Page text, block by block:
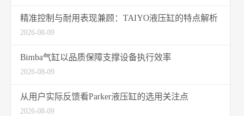
精准控制与耐用表现兼顾：TAIYO液压缸的特点解析
2026-08-09
Bimba气缸以品质保障支撑设备执行效率
2026-08-09
从用户实际反馈看Parker液压缸的选用关注点
2026-08-09